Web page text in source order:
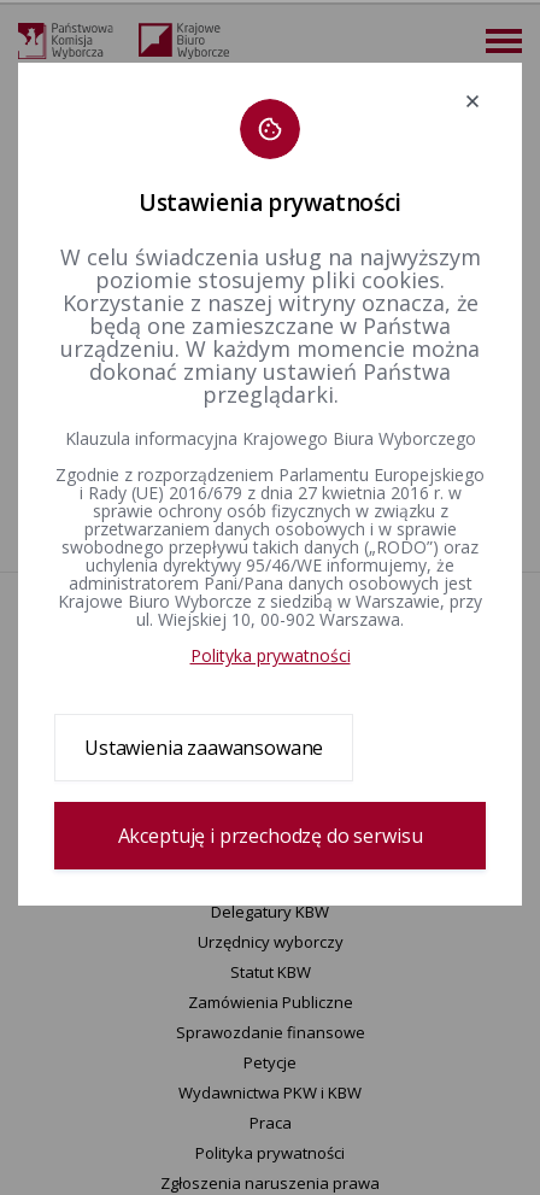
Deklaracja dostępności
więcej
Wybory i referenda Wybory Prezydenta Rzeczypospolitej Polskiej Wybory Prezydenta RP w 2010&nbsp;r.
Wizualizacja wyborów Prezydenta Rzeczypospolitej Polskiej
2010 r.
1
Aktualności
Informacje
Wyjaśnienia, stanowiska, komunikaty
Archiwum
KBW
Informacje KBW
Delegatury ​KBW
Urzędnicy wyborczy
Statut K​BW
Zamówienia Publiczne
Sprawozdanie finansowe
Petycje
Wydawnictwa PKW i KBW
Praca
Polityka prywatności
Zgłoszenia naruszenia prawa
Ustawienia prywatności
W celu świadczenia usług na najwyższym
poziomie stosujemy pliki cookies.
Korzystanie z naszej witryny oznacza, że
będą one zamieszczane w Państwa
urządzeniu. W każdym momencie można
dokonać zmiany ustawień Państwa
przeglądarki.
Klauzula informacyjna Krajowego Biura Wyborczego
Zgodnie z rozporządzeniem Parlamentu Europejskiego
i Rady (UE) 2016/679 z dnia 27 kwietnia 2016 r. w
sprawie ochrony osób fizycznych w związku z
przetwarzaniem danych osobowych i w sprawie
swobodnego przepływu takich danych („RODO”) oraz
uchylenia dyrektywy 95/46/WE informujemy, że
administratorem Pani/Pana danych osobowych jest
Krajowe Biuro Wyborcze z siedzibą w Warszawie, przy
ul. Wiejskiej 10, 00-902 Warszawa.
Polityka prywatności
Ustawienia zaawansowane
Akceptuję i przechodzę do serwisu